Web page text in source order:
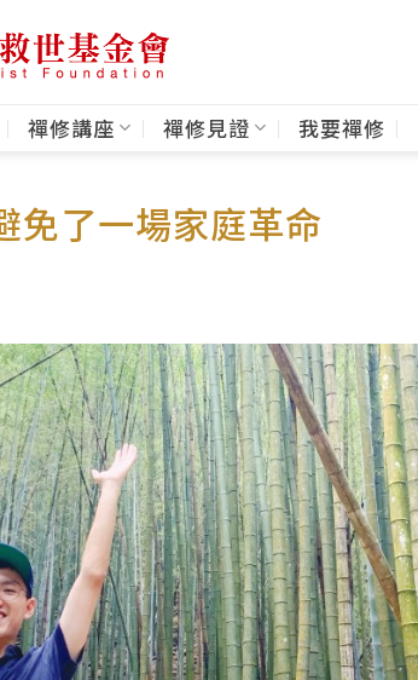
禪修講座 禪修見證 我要禪修
免了一場家庭革命